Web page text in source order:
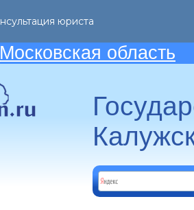
Московская область